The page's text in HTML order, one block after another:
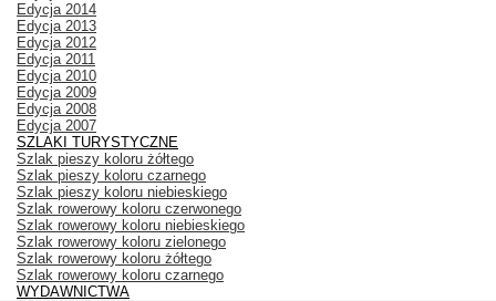
Edycja 2014
Edycja 2013
Edycja 2012
Edycja 2011
Edycja 2010
Edycja 2009
Edycja 2008
Edycja 2007
SZLAKI TURYSTYCZNE
Szlak pieszy koloru żółtego
Szlak pieszy koloru czarnego
Szlak pieszy koloru niebieskiego
Szlak rowerowy koloru czerwonego
Szlak rowerowy koloru niebieskiego
Szlak rowerowy koloru zielonego
Szlak rowerowy koloru żółtego
Szlak rowerowy koloru czarnego
WYDAWNICTWA